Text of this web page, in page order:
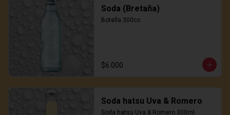
Soda (Bretaña)
Botella 300cc
$6.000
Soda hatsu Uva & Romero
Soda hatsu Uva & Romero 300ml